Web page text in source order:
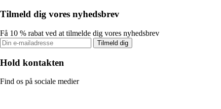
Tilmeld dig vores nyhedsbrev
Få 10 % rabat ved at tilmelde dig vores nyhedsbrev
Tilmeld dig
Hold kontakten
Find os på sociale medier